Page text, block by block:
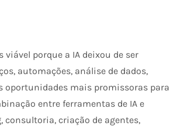
porque a IA deixou de ser
automações, análise de dados,
oportunidades mais promissoras para
entre ferramentas de IA e
criação de agentes,